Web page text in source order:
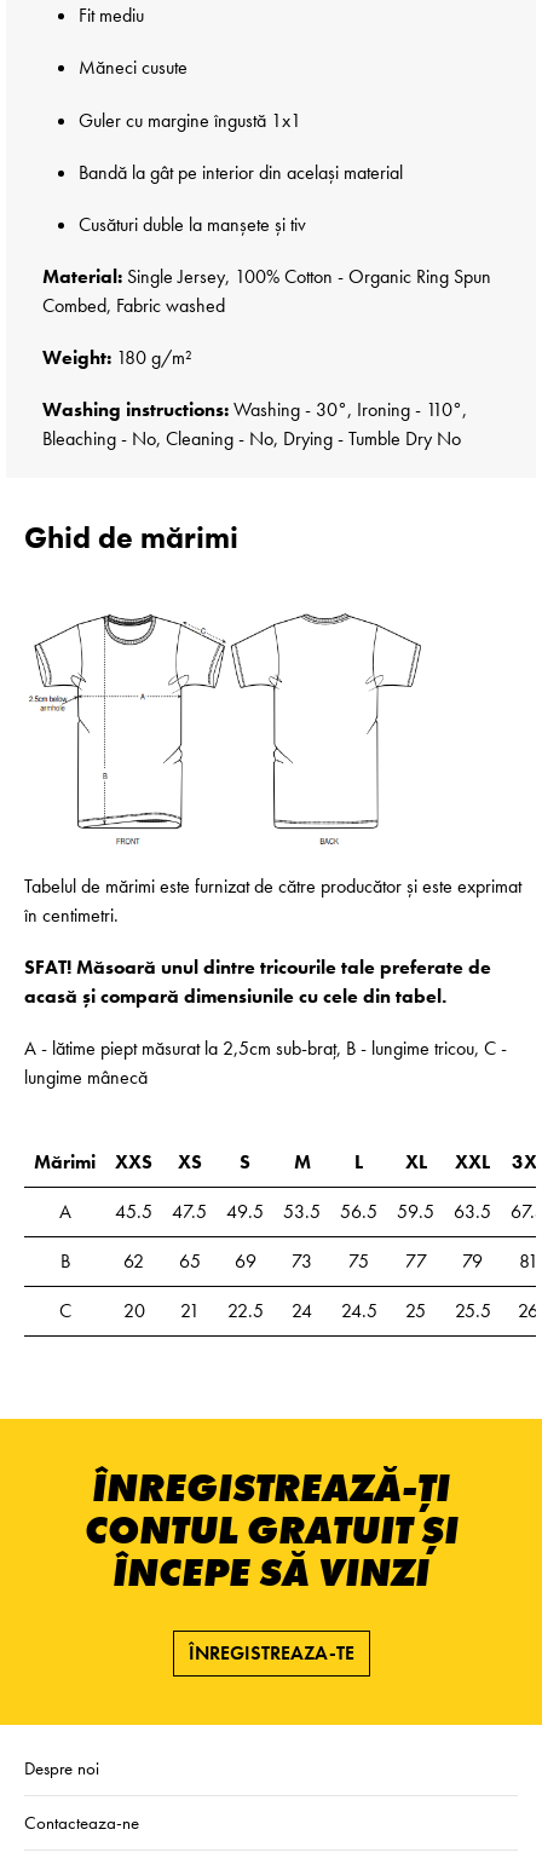
Fit mediu
Măneci cusute
Guler cu margine îngustă 1x1
Bandă la gât pe interior din același material
Cusături duble la manșete și tiv
Material: Single Jersey, 100% Cotton - Organic Ring Spun
Combed, Fabric washed
Weight: 180 g/m²
Washing instructions:Washing - 30°, Ironing - 110°,
Bleaching - No, Cleaning - No, Drying - Tumble Dry No
Ghid de mărimi
Tabelul de mărimi este furnizat de către producător și este exprimat
în centimetri.
SFAT! Măsoară unul dintre tricourile tale preferate de
acasă și compară dimensiunile cu cele din tabel.
A - lătime piept măsurat la 2,5cm sub-braț, B - lungime tricou, C -
lungime mânecă
Mărimi XXS XS S M L XL XXL
A
45.5 47.5 49.5 53.5 56.5 59.5 63.5
B
62 65 69 73 75 77 79
81
C
20 21 22.5 24 24.5 25 25.5 26
ÎNREGISTREAZĂ-ȚI
CONTUL GRATUIT ȘI
ÎNCEPE SĂ VINZI
ÎNREGISTREAZA-TE
Despre noi
Contacteaza-ne